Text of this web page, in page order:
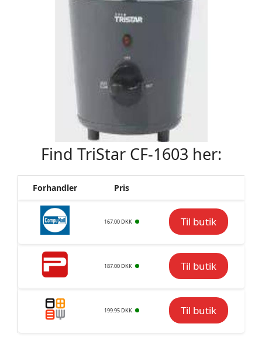
Find TriStar CF-1603 her:
Forhandler Pris
167.00 DKK Til butik
187.00 DKK Til butik
199.95 DKK Til butik